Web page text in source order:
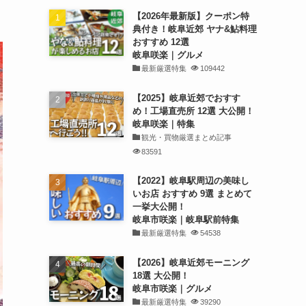
【2026年最新版】クーポン特
典付き！岐阜近郊 ヤナ&鮎料理
おすすめ 12選
岐阜咲楽｜グルメ
最新厳選特集 109442
【2025】岐阜近郊でおすす
め！工場直売所 12選 大公開！
岐阜咲楽｜特集
観光・買物厳選まとめ記事
83591
【2022】岐阜駅周辺の美味し
いお店 おすすめ 9選 まとめて
一挙大公開！
岐阜市咲楽｜岐阜駅前特集
最新厳選特集 54538
【2026】岐阜近郊モーニング
18選 大公開！
岐阜市咲楽｜グルメ
最新厳選特集 39290